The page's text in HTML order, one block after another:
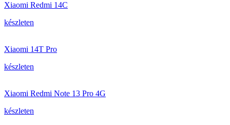
Xiaomi Redmi 14C
készleten
Xiaomi 14T Pro
készleten
Xiaomi Redmi Note 13 Pro 4G
készleten